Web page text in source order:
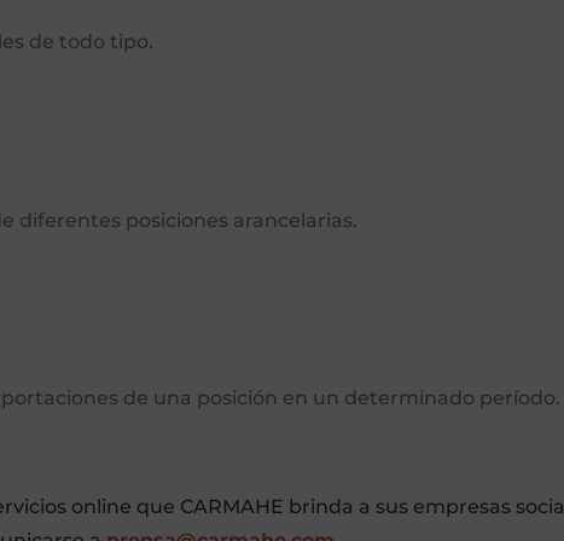
de todo tipo.
diferentes posiciones arancelarias.
de una posición en un determinado período.
online que CARMAHE brinda a sus empresas